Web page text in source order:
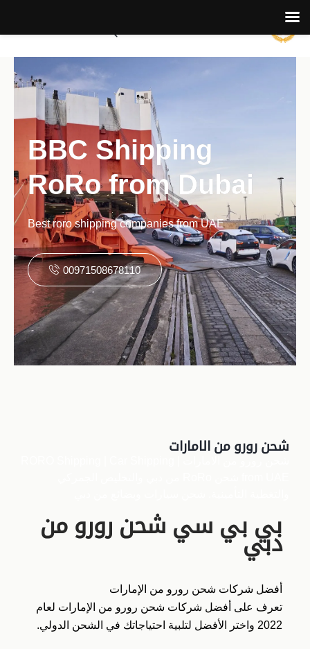
BBC Shipping
RoRo from Dubai
Best roro shipping companies from UAE
00971508678110
شحن رورو من الامارات
بي بي سي شحن رورو من
دبي
أفضل شركات شحن رورو من الإمارات
تعرف على أفضل شركات شحن رورو من الإمارات لعام
2022 واختر الأفضل لتلبية احتياجاتك في الشحن الدولي.